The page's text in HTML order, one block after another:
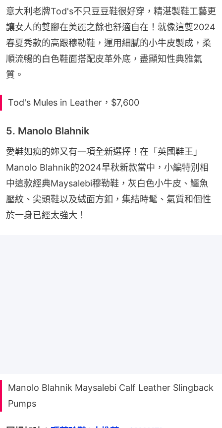
意大利老牌Tod's不只豆豆鞋很好穿，精湛製鞋工藝更
讓女人的雙腳在美麗之餘也舒適自在！就像這雙2024
春夏秀款的高跟穆勒鞋，運用細膩的小牛皮製成，柔
順流暢的白色鞋面搭配皮革外底，盡顯知性典雅氣
質。
Tod's Mules in Leather，$7,600
5. Manolo Blahnik
愛鞋如痴的妳又有一項全新選擇！在「英國鞋王」
Manolo Blahnik的2024早秋新款當中，小編特別相
中這款經典Maysalebi穆勒鞋，灰白色小牛皮、鱷魚
壓紋、尖頭鞋以及絨面方釦，集結時髦、氣質和個性
於一身已經太強大！
Manolo Blahnik Maysalebi Calf Leather Slingback
Pumps